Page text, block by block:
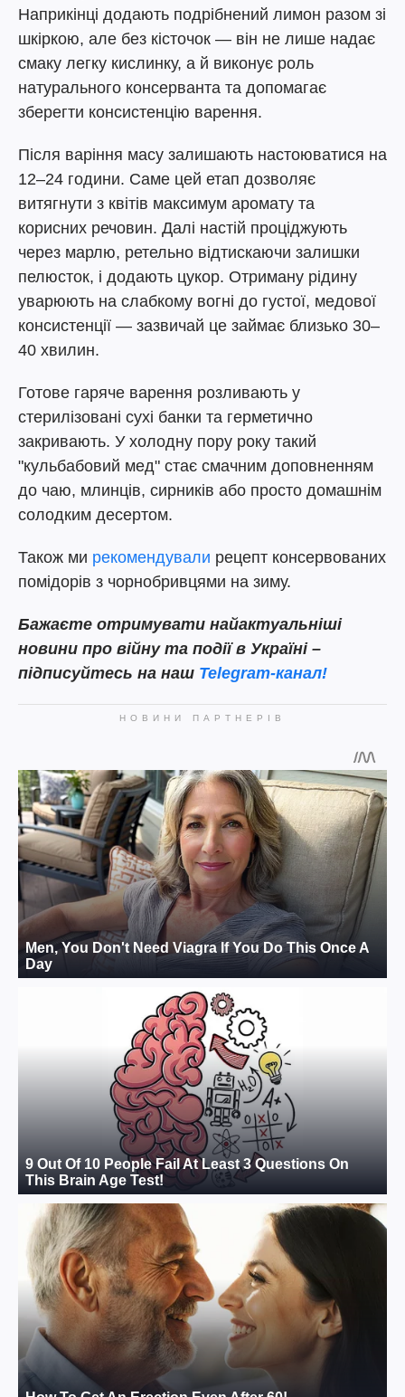
Наприкінці додають подрібнений лимон разом зі
шкіркою, але без кісточок — він не лише надає
смаку легку кислинку, а й виконує роль
натурального консерванта та допомагає
зберегти консистенцію варення.
Після варіння масу залишають настоюватися на
12–24 години. Саме цей етап дозволяє
витягнути з квітів максимум аромату та
корисних речовин. Далі настій проціджують
через марлю, ретельно відтискаючи залишки
пелюсток, і додають цукор. Отриману рідину
уварюють на слабкому вогні до густої, медової
консистенції — зазвичай це займає близько 30–
40 хвилин.
Готове гаряче варення розливають у
стерилізовані сухі банки та герметично
закривають. У холодну пору року такий
"кульбабовий мед" стає смачним доповненням
до чаю, млинців, сирників або просто домашнім
солодким десертом.
Також ми рекомендували рецепт консервованих
помідорів з чорнобривцями на зиму.
Бажаєте отримувати найактуальніші
новини про війну та події в Україні –
підписуйтесь на наш Telegram-канал!